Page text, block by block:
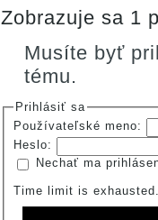
Zobrazuje sa 1
Musíte byť
tému.
Prihlásiť sa
Používateľské meno:
Heslo:
Nechať ma
Time limit is